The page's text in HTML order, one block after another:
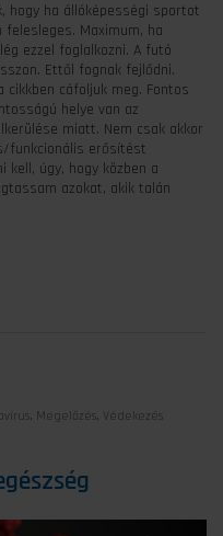
hogy ha állóképességi sportot
Maximum, ha
ezzel foglalkozni. A futó
Ettől fognak fejlődni.
cikkben cáfoljuk meg. Fontos
helye van az
miatt. Nem csak akkor
funkcionális erősítést
kell, úgy, hogy közben a
azokat, akik talán
, Megelőzés,
Védekezés